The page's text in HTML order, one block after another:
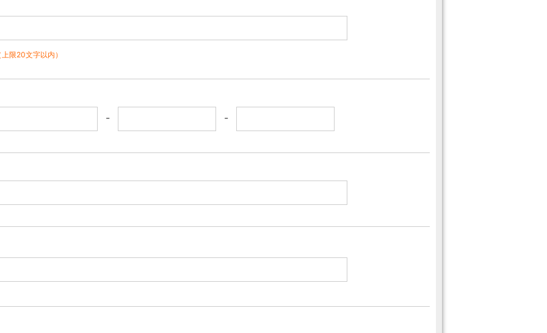
上限20文字以内）
- -